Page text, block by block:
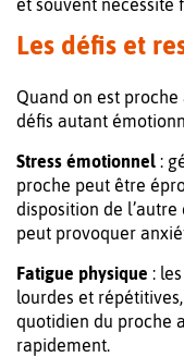
et souvent nécessité
Les défis et
Quand on est
défis autant
Stress émotionnel :
proche peut être
disposition de l’autre
peut provoquer
Fatigue physique :
lourdes et
quotidien du proche
rapidement.